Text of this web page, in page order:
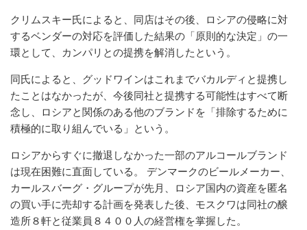
クリムスキー氏によると、同店はその後、ロシアの侵略に対
するベンダーの対応を評価した結果の「原則的な決定」の一
環として、カンパリとの提携を解消したという。
同氏によると、グッドワインはこれまでバカルディと提携し
たことはなかったが、今後同社と提携する可能性はすべて断
念し、ロシアと関係のある他のブランドを「排除するために
積極的に取り組んでいる」という。
ロシアからすぐに撤退しなかった一部のアルコールブランド
は現在困難に直面している。 デンマークのビールメーカー、
カールスバーグ・グループが先月、ロシア国内の資産を匿名
の買い手に売却する計画を発表した後、モスクワは同社の醸
造所８軒と従業員８４００人の経営権を掌握した。